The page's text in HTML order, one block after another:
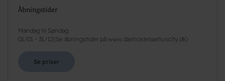
Åbningstider
Mandag til Søndag
01/01 - 31/12( Se åbningstider på www.danhostelaarhuscity.dk)
Se priser